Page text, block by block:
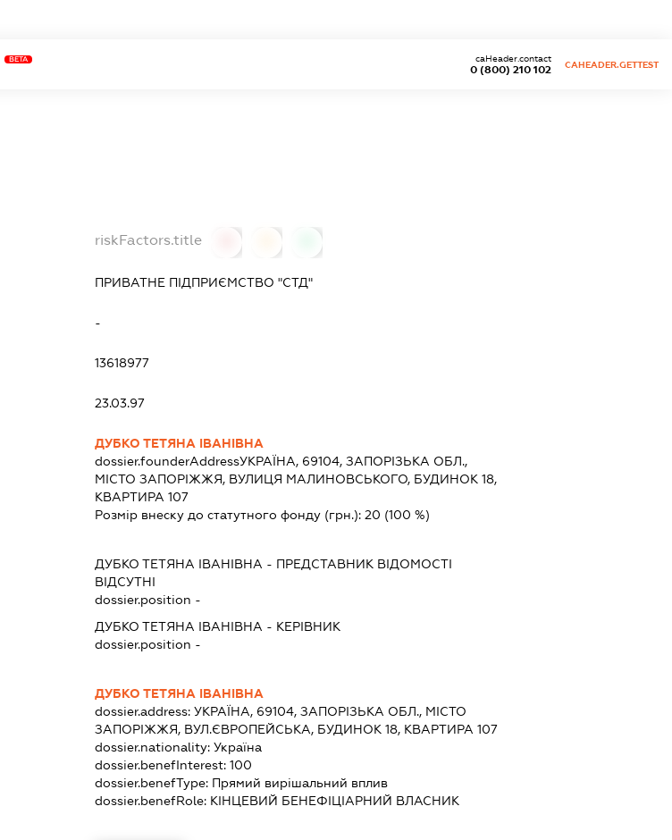
BETA
0 (800) 210 102
caHeader.contact
CAHEADER.GETTEST
riskFactors.title
ПРИВАТНЕ ПІДПРИЄМСТВО "СТД"
-
13618977
23.03.97
ДУБКО ТЕТЯНА ІВАНІВНА
dossier.founderAddressУКРАЇНА, 69104, ЗАПОРІЗЬКА ОБЛ.,
МІСТО ЗАПОРІЖЖЯ, ВУЛИЦЯ МАЛИНОВСЬКОГО, БУДИНОК 18,
КВАРТИРА 107
Розмір внеску до статутного фонду (грн.): 20 (100 %)
ДУБКО ТЕТЯНА ІВАНІВНА - ПРЕДСТАВНИК ВІДОМОСТІ
ВІДСУТНІ
dossier.position -
ДУБКО ТЕТЯНА ІВАНІВНА - КЕРІВНИК
dossier.position -
ДУБКО ТЕТЯНА ІВАНІВНА
dossier.address: УКРАЇНА, 69104, ЗАПОРІЗЬКА ОБЛ., МІСТО
ЗАПОРІЖЖЯ, ВУЛ.ЄВРОПЕЙСЬКА, БУДИНОК 18, КВАРТИРА 107
dossier.nationality: Україна
dossier.benefInterest: 100
dossier.benefType: Прямий вирішальний вплив
dossier.benefRole: КІНЦЕВИЙ БЕНЕФІЦІАРНИЙ ВЛАСНИК